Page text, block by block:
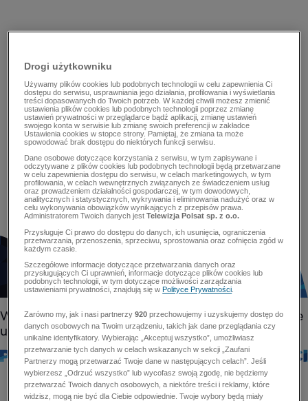
Drogi użytkowniku
Używamy plików cookies lub podobnych technologii w celu zapewnienia Ci
dostępu do serwisu, usprawniania jego działania, profilowania i wyświetlania
treści dopasowanych do Twoich potrzeb. W każdej chwili możesz zmienić
ustawienia plików cookies lub podobnych technologii poprzez zmianę
ustawień prywatności w przeglądarce bądź aplikacji, zmianę ustawień
swojego konta w serwisie lub zmianę swoich preferencji w zakładce
Ustawienia cookies w stopce strony. Pamiętaj, że zmiana ta może
spowodować brak dostępu do niektórych funkcji serwisu.
Dane osobowe dotyczące korzystania z serwisu, w tym zapisywane i
odczytywane z plików cookies lub podobnych technologii będą przetwarzane
w celu zapewnienia dostępu do serwisu, w celach marketingowych, w tym
profilowania, w celach wewnętrznych związanych ze świadczeniem usług
oraz prowadzeniem działalności gospodarczej, w tym dowodowych,
analitycznych i statystycznych, wykrywania i eliminowania nadużyć oraz w
celu wykonywania obowiązków wynikających z przepisów prawa.
Administratorem Twoich danych jestTelewizja Polsat sp. z o.o.
Przysługuje Ci prawo do dostępu do danych, ich usunięcia, ograniczenia
przetwarzania, przenoszenia, sprzeciwu, sprostowania oraz cofnięcia zgód w
każdym czasie.
Szczegółowe informacje dotyczące przetwarzania danych oraz
przysługujących Ci uprawnień, informacje dotyczące plików cookies lub
podobnych technologii, w tym dotyczące możliwości zarządzania
ustawieniami prywatności, znajdują się wPolityce Prywatności
Zarówno my, jak i nasi partnerzy920 przechowujemy i uzyskujemy dostęp do
danych osobowych na Twoim urządzeniu, takich jak dane przeglądania czy
unikalne identyfikatory. Wybierając „Akceptuj wszystko”, umożliwiasz
przetwarzanie tych danych w celach wskazanych w sekcji „Zaufani
Partnerzy mogą przetwarzać Twoje dane w następujących celach”. Jeśli
wybierzesz „Odrzuć wszystko” lub wycofasz swoją zgodę, nie będziemy
przetwarzać Twoich danych osobowych, a niektóre treści i reklamy, które
widzisz, mogą nie być dla Ciebie odpowiednie. Twoje wybory będą miały